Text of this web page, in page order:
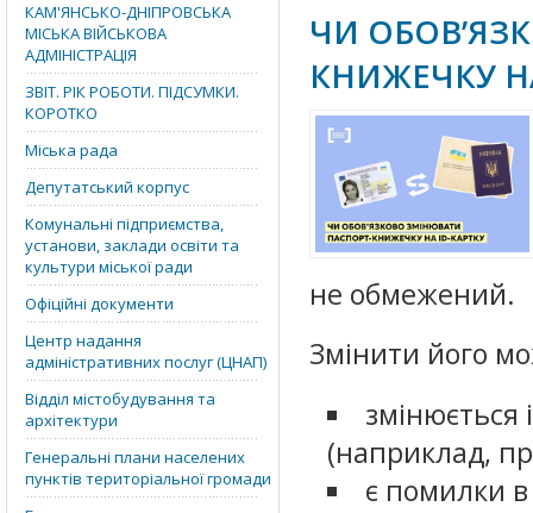
КАМ'ЯНСЬКО-ДНІПРОВСЬКА
МІСЬКА ВІЙСЬКОВА
АДМІНІСТРАЦІЯ
ЗВІТ. РІК РОБОТИ. ПІДСУМКИ.
КОРОТКО
Міська рада
Депутатський корпус
Комунальні підприємства,
установи, заклади освіти та
культури міської ради
Офіційні документи
Центр надання
адміністративних послуг (ЦНАП)
Відділ містобудування та
архітектури
Генеральні плани населених
пунктів територіальної громади
ЧИ
КНИЖЕЧКУ
не обмежений.
Змінити його
змінюється
(наприклад,
є помилки в